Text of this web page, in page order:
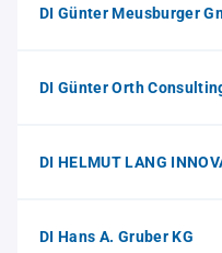
DI Günter Meusburger
DI Günter Orth
DI HELMUT LANG
DI Hans A. Gruber KG